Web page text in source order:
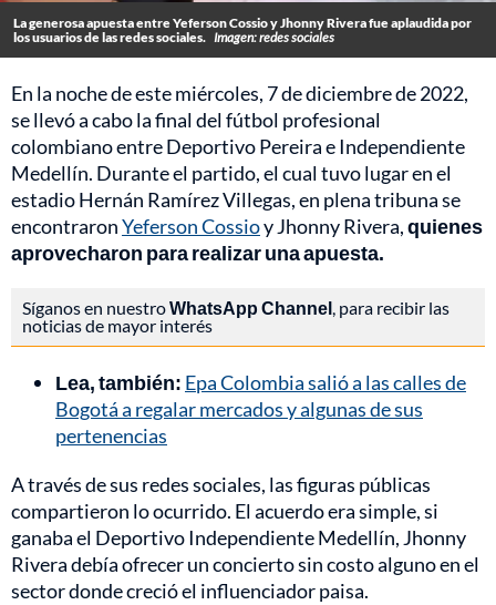
La generosa apuesta entre Yeferson Cossio y Jhonny Rivera fue aplaudida por
los usuarios de las redes sociales. Imagen: redes sociales
En la noche de este miércoles, 7 de diciembre de 2022,
se llevó a cabo la final del fútbol profesional
colombiano entre Deportivo Pereira e Independiente
Medellín. Durante el partido, el cual tuvo lugar en el
estadio Hernán Ramírez Villegas, en plena tribuna se
encontraronYeferson Cossioy Jhonny Rivera,quienes
aprovecharon para realizar una apuesta.
Síganos en nuestroWhatsApp Channel, para recibir las
noticias de mayor interés
Lea, también: Epa Colombia salió a las calles de
Bogotá a regalar mercados y algunas de sus
pertenencias
A través de sus redes sociales, las figuras públicas
compartieron lo ocurrido. El acuerdo era simple, si
ganaba el Deportivo Independiente Medellín, Jhonny
Rivera debía ofrecer un concierto sin costo alguno en el
sector donde creció el influenciador paisa.